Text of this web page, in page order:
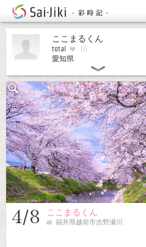
ここまるくん
total 10
愛知県
4/8 ここまるくん
at 福井県越前市吉野瀬川